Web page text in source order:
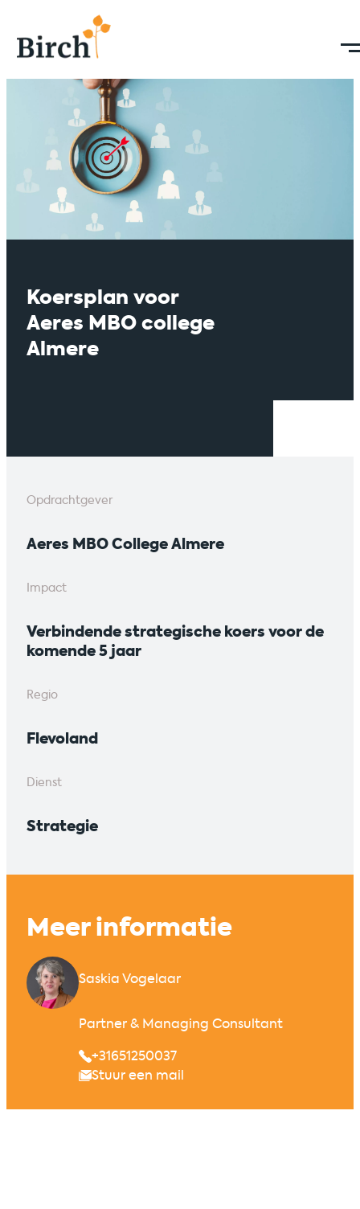
Koersplan voor
Aeres MBO college
Almere
Opdrachtgever
Aeres MBO College Almere
Impact
Verbindende strategische koers voor de
komende 5 jaar
Regio
Flevoland
Dienst
Strategie
Meer informatie
Saskia Vogelaar
Partner & Managing Consultant
+31651250037
Stuur een mail